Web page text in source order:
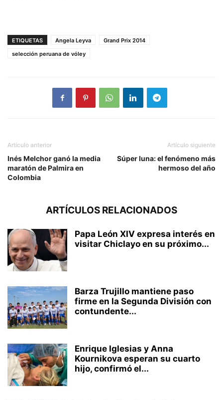
ETIQUETAS Angela Leyva
Grand Prix 2014
selección peruana de vóley
Artículo anterior
Inés Melchor ganó la media
maratón de Palmira en
Colombia
Artículo siguiente
Súper luna: el fenómeno más
hermoso del año
ARTÍCULOS RELACIONADOS
Papa León XIV expresa interés en
visitar Chiclayo en su próximo...
Barza Trujillo mantiene paso
firme en la Segunda División con
contundente...
Enrique Iglesias y Anna
Kournikova esperan su cuarto
hijo, confirmó el...